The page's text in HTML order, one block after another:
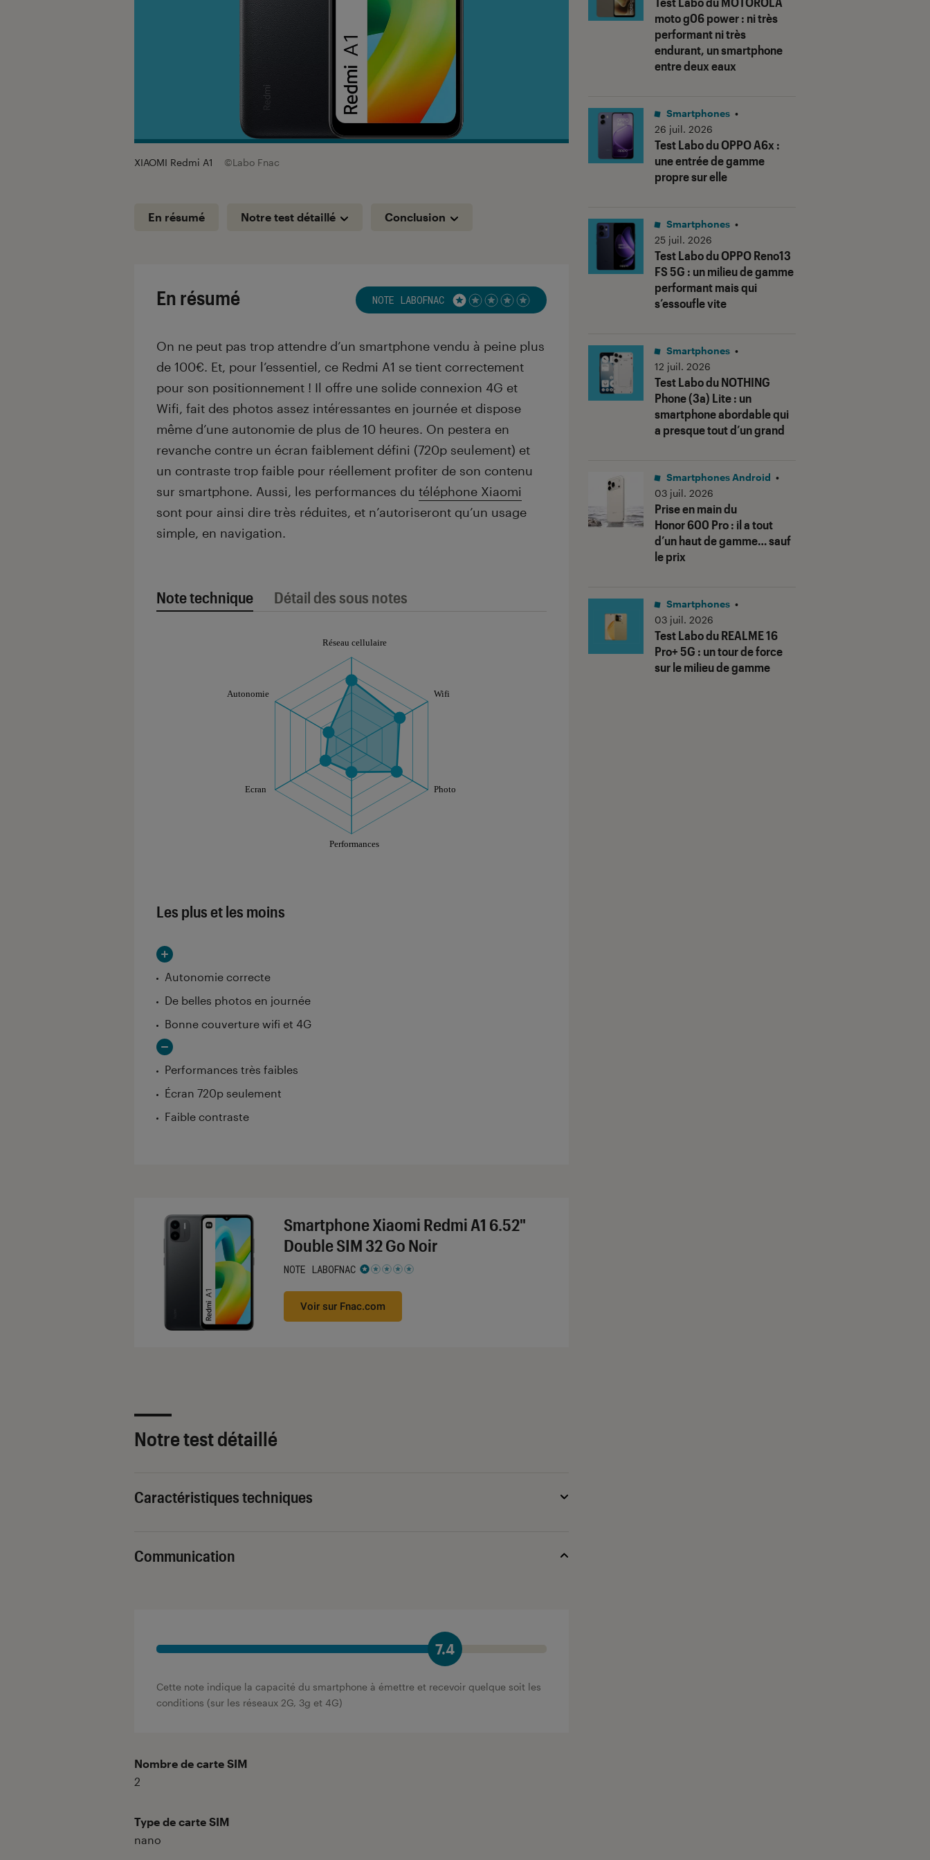
XIAOMI Redmi A1 ©Labo Fnac
En résumé Notre test détaillé Conclusion
En résumé NOTE LABOFNAC Noté 1 étoiles sur 5
On ne peut pas trop attendre d’un smartphone vendu à peine plus
de 100€. Et, pour l’essentiel, ce Redmi A1 se tient correctement
pour son positionnement ! Il offre une solide connexion 4G et
Wifi, fait des photos assez intéressantes en journée et dispose
même d’une autonomie de plus de 10 heures. On pestera en
revanche contre un écran faiblement défini (720p seulement) et
un contraste trop faible pour réellement profiter de son contenu
sur smartphone. Aussi, les performances du téléphone Xiaomi
sont pour ainsi dire très réduites, et n’autoriseront qu’un usage
simple, en navigation.
Note technique Détail des sous notes
Les plus et les moins
Autonomie correcte
De belles photos en journée
Bonne couverture wifi et 4G
Performances très faibles
Écran 720p seulement
Faible contraste
Smartphone Xiaomi Redmi A1 6.52"
Double SIM 32 Go Noir
NOTE LABOFNAC
Noté 1 étoiles sur 5
Voir sur Fnac.com
Notre test détaillé
Caractéristiques techniques
Communication
7.4
Cette note indique la capacité du smartphone à émettre et recevoir quelque soit les
conditions (sur les réseaux 2G, 3g et 4G)
Nombre de carte SIM
2
Type de carte SIM
nano
moto g06 power : ni très
performant ni très
endurant, un smartphone
entre deux eaux
Test Labo du OPPO A6x :
une entrée de gamme
propre sur elle
Smartphones •
26 juil. 2026
Test Labo du OPPO Reno13
FS 5G : un milieu de gamme
performant mais qui
s’essoufle vite
Smartphones •
25 juil. 2026
Test Labo du NOTHING
Phone (3a) Lite : un
smartphone abordable qui
a presque tout d’un grand
Smartphones •
12 juil. 2026
Prise en main du
Honor 600 Pro : il a tout
d’un haut de gamme… sauf
le prix
Smartphones Android •
03 juil. 2026
Test Labo du REALME 16
Pro+ 5G : un tour de force
sur le milieu de gamme
Smartphones •
03 juil. 2026